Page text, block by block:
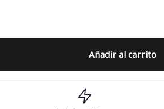
Añadir al carrito